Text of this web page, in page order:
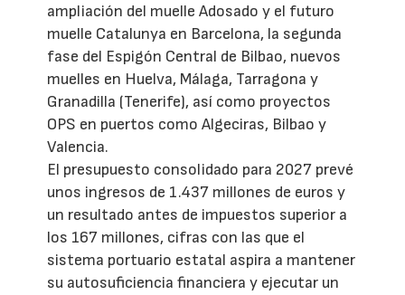
ampliación del muelle Adosado y el futuro
muelle Catalunya en Barcelona, la segunda
fase del Espigón Central de Bilbao, nuevos
muelles en Huelva, Málaga, Tarragona y
Granadilla (Tenerife), así como proyectos
OPS en puertos como Algeciras, Bilbao y
Valencia.
El presupuesto consolidado para 2027 prevé
unos ingresos de 1.437 millones de euros y
un resultado antes de impuestos superior a
los 167 millones, cifras con las que el
sistema portuario estatal aspira a mantener
su autosuficiencia financiera y ejecutar un